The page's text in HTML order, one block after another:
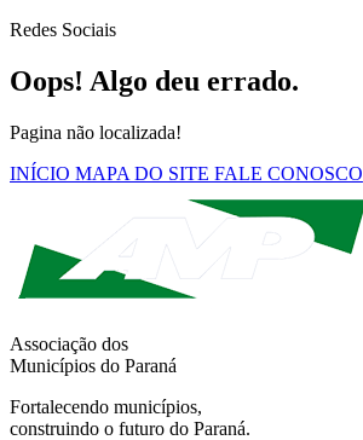
Redes Sociais
Oops! Algo deu errado.
Pagina não localizada!
INÍCIO MAPA DO SITE FALE CONOSCO
Associação dos
Municípios do Paraná
Fortalecendo municípios,
construindo o futuro do Paraná.